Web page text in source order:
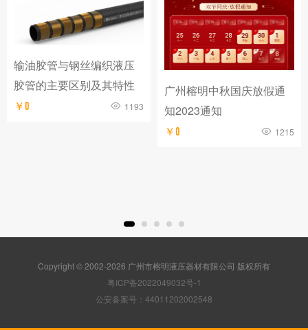
输油胶管与钢丝编织液压
胶管的主要区别及其特性
￥0 1193
广州榕明中秋国庆放假通
知2023通知
￥0 1215
Copyright © 2002-2026 广州市榕明液压器材有限公司 版权所有
粤ICP备2022049032号-1
公安备案号：44011202002548